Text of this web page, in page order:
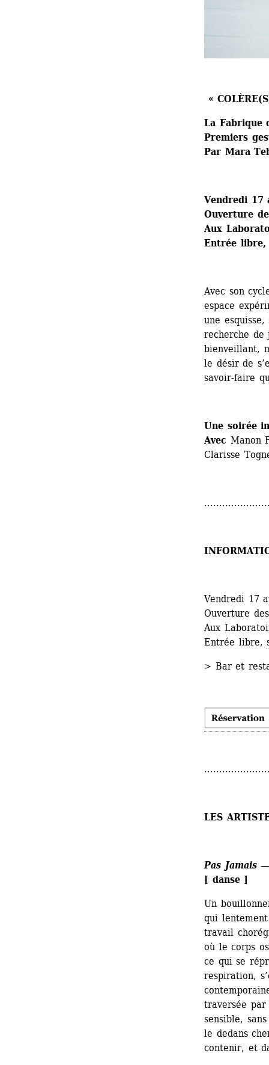
«
La Fabrique
Premiers
Par Mara
Vendredi 17
Ouverture
Aux
Entrée
Avec son
espace
une
recherche de
bienveillant,
le désir de
savoir-faire
Une soirée
Avec Manon
Clarisse
Vendredi 17
Ouverture
Aux
Entrée libre,
> Bar et
LES
Pas Jamais—
[ danse ]
Un
qui
travail
où le corps
ce qui se
respiration,
traversée par
sensible,
le dedans
contenir, et